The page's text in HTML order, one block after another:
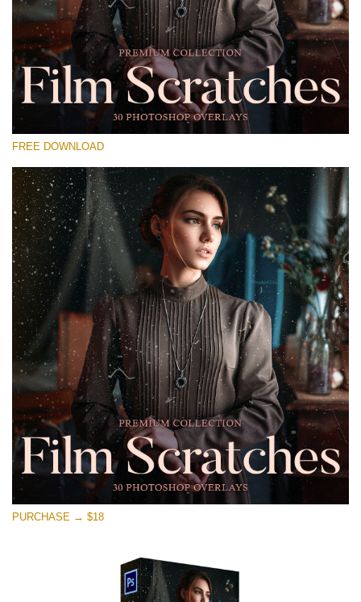
Please select
Free Photoshop Overlay #15
Small 800*533px
Film Scratches
(30 Overlays)
Bokeh Collection (650 Overlays)
Large 6000*4000px
Entire Collection
(1783 Overlays)
Large 6000*4000px
Free download
FREE DOWNLOAD
PURCHASE → $18